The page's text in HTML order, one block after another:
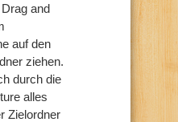
and
auf den
ziehen.
durch die
alles
Zielordner